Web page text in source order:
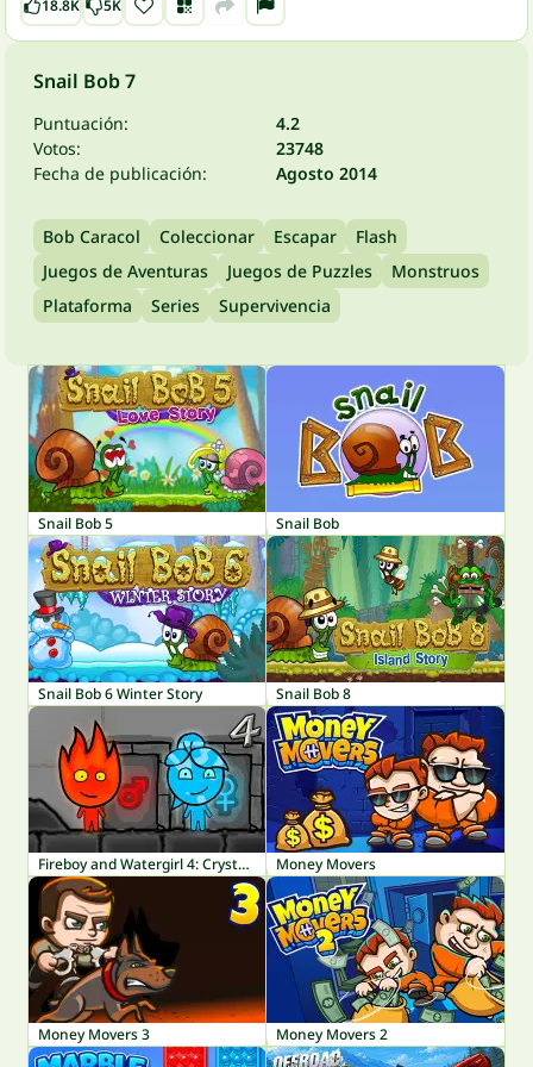
18.8K 5K
Snail Bob 7
Puntuación:
4.2
Votos:
23748
Fecha de publicación:
Agosto 2014
Bob Caracol Coleccionar Escapar
Flash
Juegos de Aventuras
Juegos de Puzzles
Monstruos
Plataforma
Series Supervivencia
Snail Bob 5 Snail Bob
Snail Bob 6 Winter Story Snail Bob 8
Fireboy and Watergirl 4: Crystal Temple Money Movers
Money Movers 3 Money Movers 2